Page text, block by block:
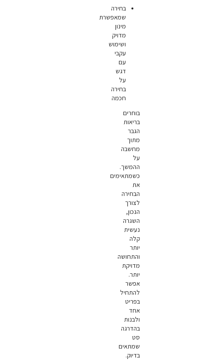
בחירה
שמאפשרת
מינון
מדויק
ושימוש
עקבי
עם
דגש
על
בחירה
חכמה
בוחרים
בריאות
הגבר
מתוך
מחשבה
על
ההמשך.
כשמתאימים
את
הבחירה
לצורך
הנכון,
השגרה
נעשית
קלה
יותר
והתחושה
מדויקת
יותר.
אפשר
להתחיל
בפריט
אחד
ולבנות
בהדרגה
סט
שמתאים
בדיוק.